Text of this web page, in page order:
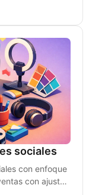
sociales
con enfoque
con ajustes